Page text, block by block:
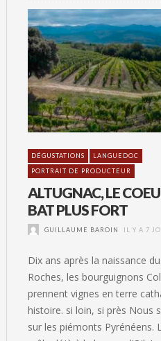
DÉGUSTATIONS
LANGUEDOC
PORTRAIT DE PRODUCTEUR
ALTUGNAC, LE
BAT PLUS FORT
GUILLAUME BAROIN IL Y A 7
Dix ans après la naissance
Roches, les bourguignons
prennent vignes en terre
histoire. si loin, si près Nous
sur les piémonts Pyrénéens.